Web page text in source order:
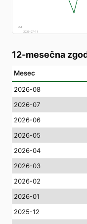
€4
2026-07-11
12-mesečna
Mesec
2026-08
2026-07
2026-06
2026-05
2026-04
2026-03
2026-02
2026-01
2025-12